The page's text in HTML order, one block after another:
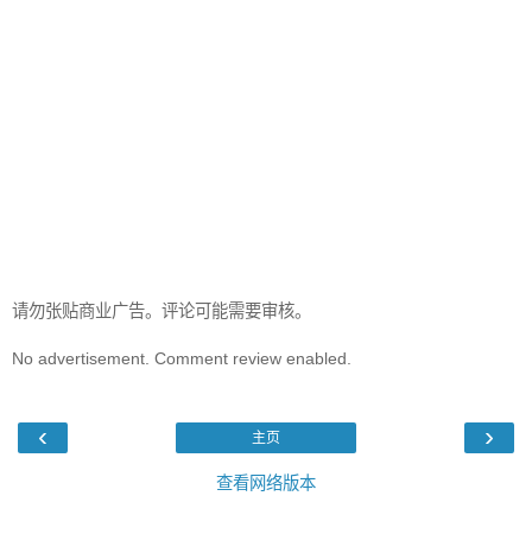
请勿张贴商业广告。评论可能需要审核。
No advertisement. Comment review enabled.
‹ ›
主页
查看网络版本